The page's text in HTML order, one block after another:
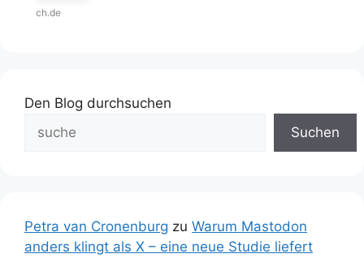
ch.de
Den Blog durchsuchen
Suchen
Petra van Cronenburg zu Warum Mastodon
anders klingt als X – eine neue Studie liefert